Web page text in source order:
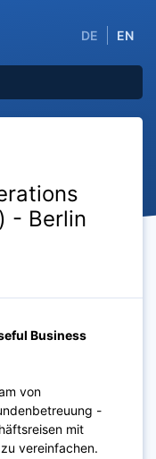
DE EN
- Berlin
Business
von
-
mit
vereinfachen.